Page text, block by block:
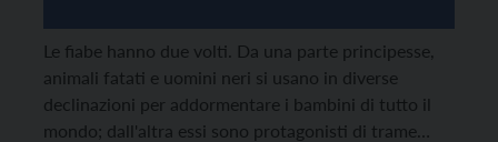
Le fiabe hanno due volti. Da una parte principesse,
animali fatati e uomini neri si usano in diverse
declinazioni per addormentare i bambini di tutto il
mondo; dall'altra essi sono protagonisti di trame